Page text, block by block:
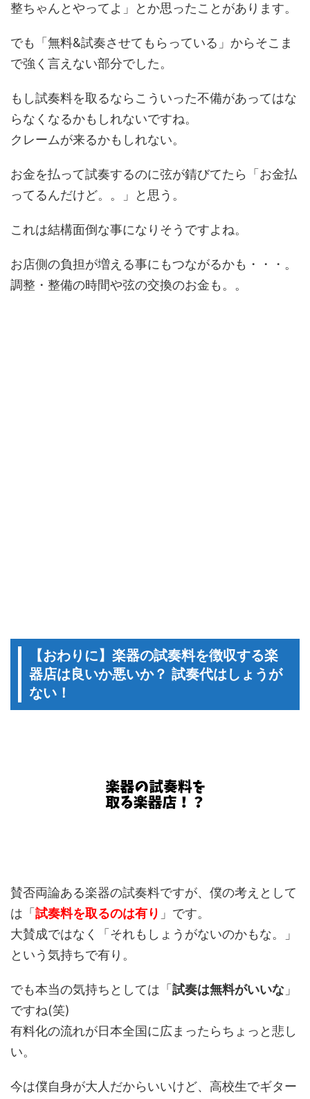
整ちゃんとやってよ」とか思ったことがあります。
でも「無料&試奏させてもらっている」からそこま
で強く言えない部分でした。
もし試奏料を取るならこういった不備があってはな
らなくなるかもしれないですね。
クレームが来るかもしれない。
お金を払って試奏するのに弦が錆びてたら「お金払
ってるんだけど。。」と思う。
これは結構面倒な事になりそうですよね。
お店側の負担が増える事にもつながるかも・・・。
調整・整備の時間や弦の交換のお金も。。
【おわりに】楽器の試奏料を徴収する楽
器店は良いか悪いか？ 試奏代はしょうが
ない！
賛否両論ある楽器の試奏料ですが、僕の考えとして
は「 試奏料を取るのは有り 」です。
大賛成ではなく「それもしょうがないのかもな。」
という気持ちで有り。
でも本当の気持ちとしては「 試奏は無料がいいな 」
ですね(笑)
有料化の流れが日本全国に広まったらちょっと悲し
い。
今は僕自身が大人だからいいけど、高校生でギター